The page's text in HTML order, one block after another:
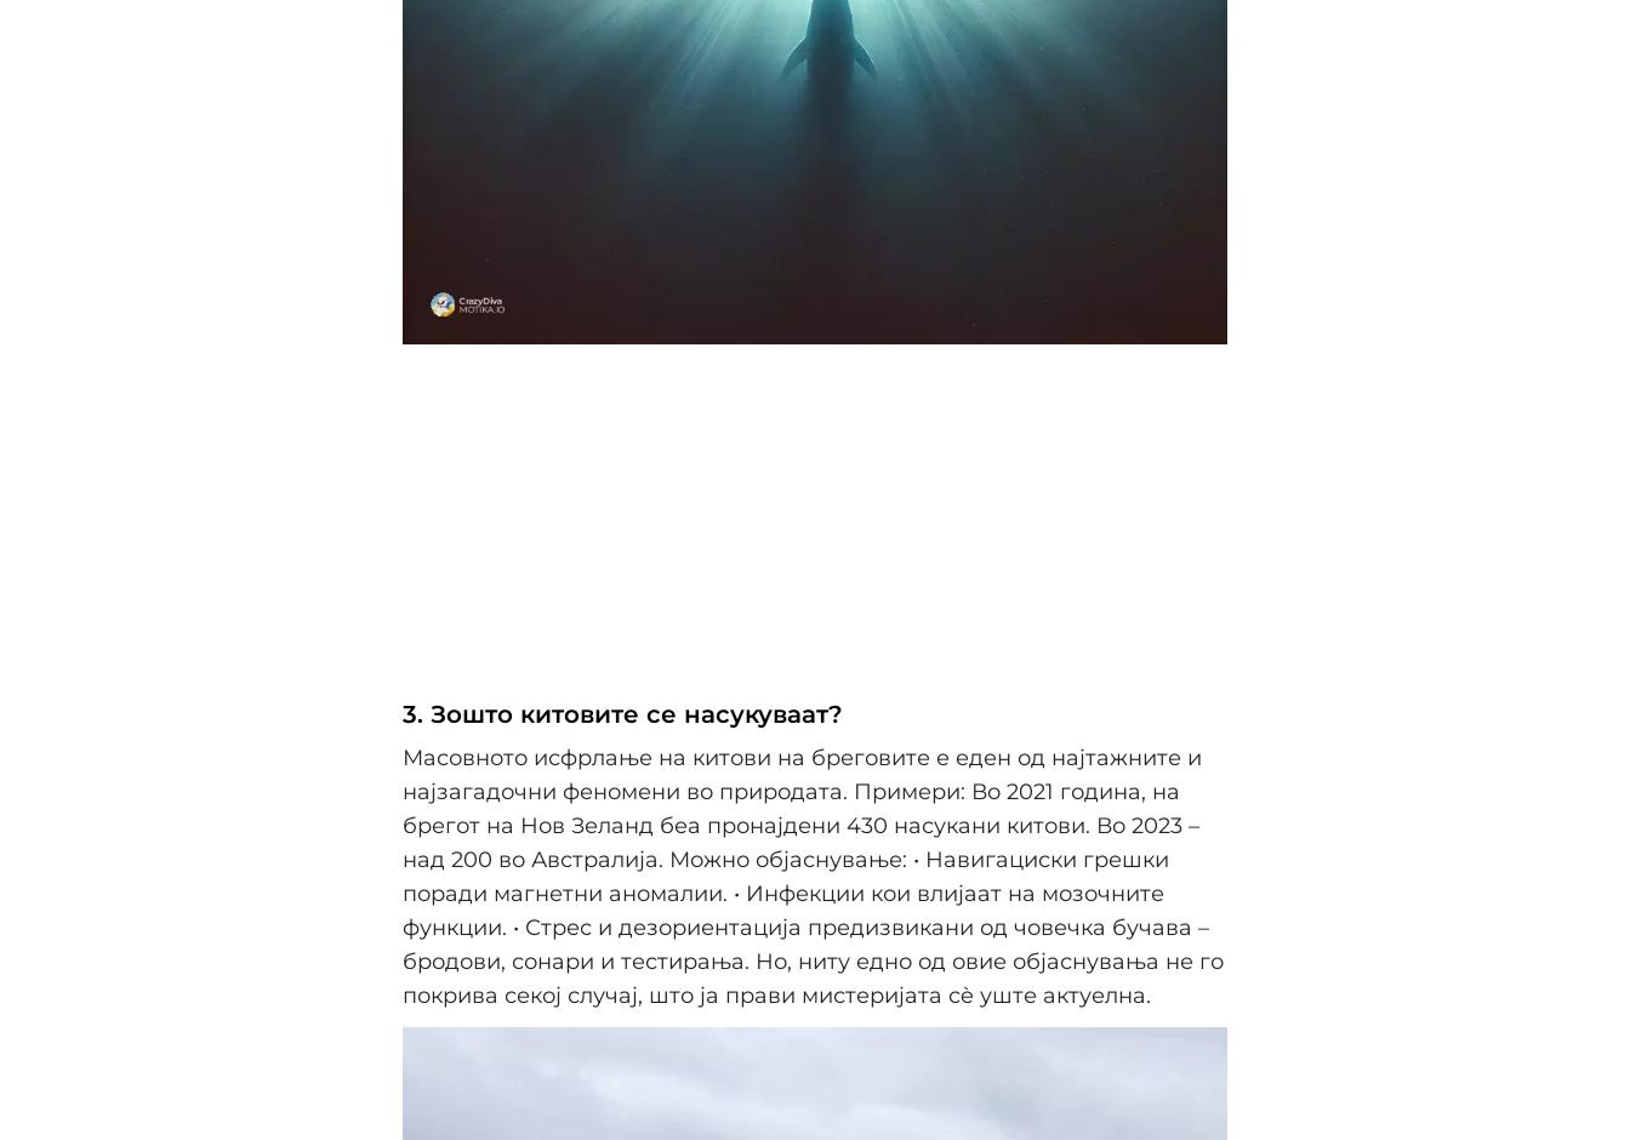
3. Зошто китовите се насукуваат?
Масовното исфрлање на китови на бреговите е еден од најтажните и
најзагадочни феномени во природата. Примери: Во 2021 година, на
брегот на Нов Зеланд беа пронајдени 430 насукани китови. Во 2023 –
над 200 во Австралија. Можно објаснување: • Навигациски грешки
поради магнетни аномалии. • Инфекции кои влијаат на мозочните
функции. • Стрес и дезориентација предизвикани од човечка бучава –
бродови, сонари и тестирања. Но, ниту едно од овие објаснувања не го
покрива секој случај, што ја прави мистеријата сè уште актуелна.